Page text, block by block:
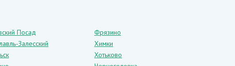
цены.
Посад
Залесский
Фрязино
Химки
Хотьково